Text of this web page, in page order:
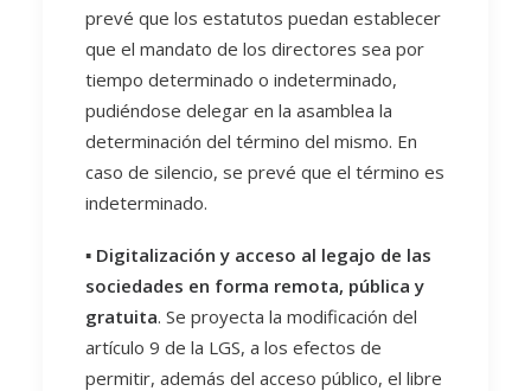
prevé que los estatutos puedan establecer
que el mandato de los directores sea por
tiempo determinado o indeterminado,
pudiéndose delegar en la asamblea la
determinación del término del mismo. En
caso de silencio, se prevé que el término es
indeterminado.
▪️ Digitalización y acceso al legajo de las
sociedades en forma remota, pública y
gratuita. Se proyecta la modificación del
artículo 9 de la LGS, a los efectos de
permitir, además del acceso público, el libre